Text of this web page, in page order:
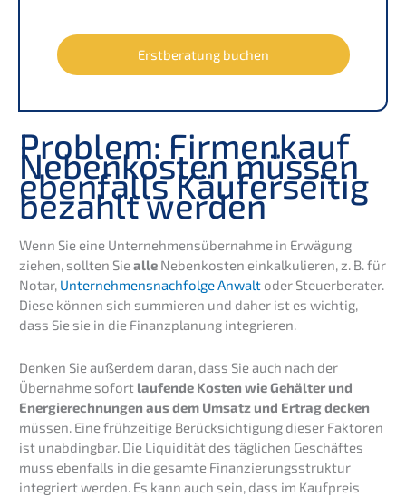
Erstbe­ra­tung buchen
Problem: Firmen­kauf
Neben­kos­ten müssen
ebenfalls Käufer­sei­tig
bezahlt werden
Wenn Sie eine Unter­neh­mens­über­nah­me in Erwägung
ziehen, sollten Siealle Neben­kos­ten einkal­ku­lie­ren, z. B. für
Notar, Unternehmens­nachfolge Anwalt oder Steuer­be­ra­ter.
Diese können sich summie­ren und daher ist es wichtig,
dass Sie sie in die Finanz­pla­nung integrieren.
Denken Sie außer­dem daran, dass Sie auch nach der
Übernah­me sofort laufen­de Kosten wie Gehäl­ter und
Energie­rech­nun­gen aus dem Umsatz und Ertrag decken
müssen. Eine frühzei­ti­ge Berück­sich­ti­gung dieser Fakto­ren
ist unabding­bar. Die Liqui­di­tät des tägli­chen Geschäf­tes
muss ebenfalls in die gesam­te Finan­zie­rungs­struk­tur
integriert werden. Es kann auch sein, dass im Kaufpreis